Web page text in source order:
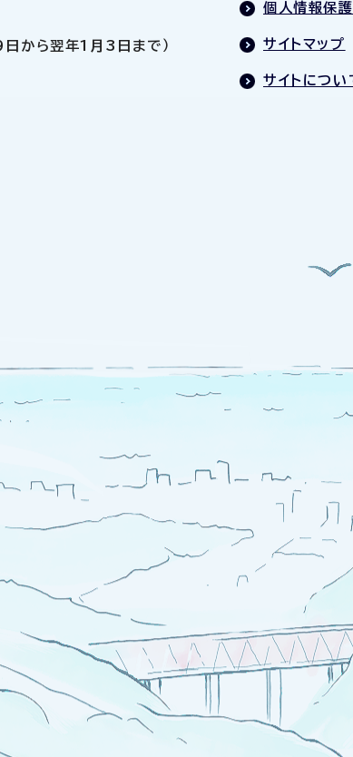
日から翌年1月3日まで）
個人情報保
サイトマップ
サイトについ